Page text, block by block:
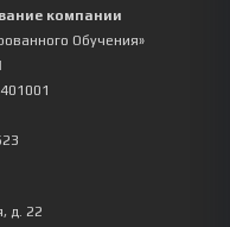
компании
Обучения»
д. 22